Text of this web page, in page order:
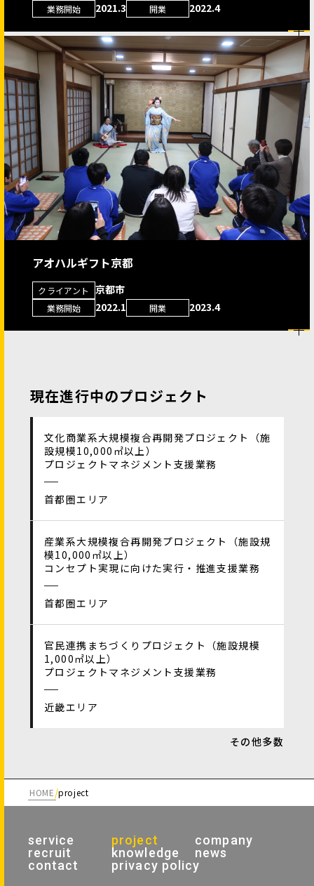
業務開始 2021.3 開業 2022.4
アオハルギフト京都
クライアント 京都市
業務開始 2022.1 開業 2023.4
現在進行中のプロジェクト
文化商業系大規模複合再開発プロジェクト（施
設規模10,000㎡以上）
プロジェクトマネジメント支援業務
首都圏エリア
産業系大規模複合再開発プロジェクト（施設規
模10,000㎡以上）
コンセプト実現に向けた実行・推進支援業務
首都圏エリア
官民連携まちづくりプロジェクト（施設規模
1,000㎡以上）
プロジェクトマネジメント支援業務
近畿エリア
その他多数
HOME project
service project
company
recruit
knowledge
news
contact
privacy policy